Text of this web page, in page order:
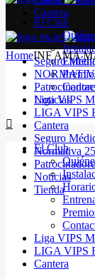
Cantera
Seguro
Noticias
El Club
Liga VIPS
LIGA VIPS
Cantera
El Club
Liga VIPS
LIGA VIPS
Cantera
Seguro
Normativa
Noticias
Tienda
HomeINF AMA